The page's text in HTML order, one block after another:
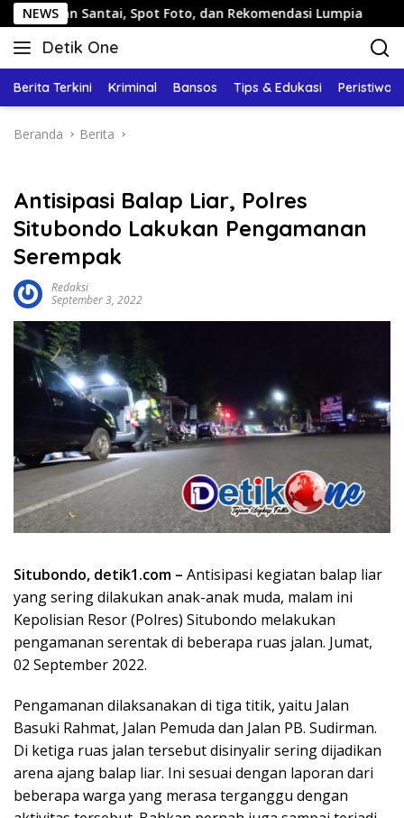
Langsung
ke
konten
NEWSSpot Foto, dan Rekomendasi Lumpia Panduan
Detik One
Tajam
Fakta
Berita Terkini Kriminal Bansos Tips & Edukasi Peristiwa
Beranda Berita
Antisipasi Balap Liar, Polres
Situbondo Lakukan Pengamanan
Serempak
Redaksi
September 3, 2022
Situbondo, detik1.com – Antisipasi kegiatan balap liar
yang sering dilakukan anak-anak muda, malam ini
Kepolisian Resor (Polres) Situbondo melakukan
pengamanan serentak di beberapa ruas jalan. Jumat,
02 September 2022.
Pengamanan dilaksanakan di tiga titik, yaitu Jalan
Basuki Rahmat, Jalan Pemuda dan Jalan PB. Sudirman.
Di ketiga ruas jalan tersebut disinyalir sering dijadikan
arena ajang balap liar. Ini sesuai dengan laporan dari
beberapa warga yang merasa terganggu dengan